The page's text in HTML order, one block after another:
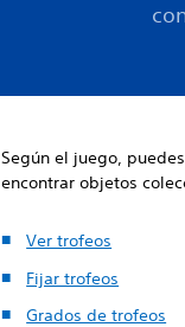
Según el juego,
encontrar objetos
Ver trofeos
Fijar trofeos
Grados de trofeos